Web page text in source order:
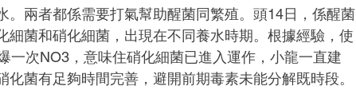
。兩者都係需要打氣幫助醒菌同繁殖。頭14日，係醒菌
細菌和硝化細菌，出現在不同養水時期。根據經驗，使
一次NO3，意味住硝化細菌已進入運作，小龍一直建
菌有足夠時間完善，避開前期毒素未能分解既時段。